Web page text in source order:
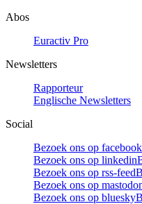
Abos
Euractiv Pro
Newsletters
Rapporteur
Englische Newsletters
Social
Bezoek ons op facebook
Bezoek ons op linkedin
Bezoek ons op rss-feed
Bezoek ons op
Bezoek ons op bluesky